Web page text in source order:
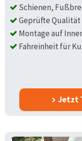
Schienen,
Geprüfte
Montage auf
Fahreinheit für
Jetzt